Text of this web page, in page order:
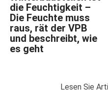
die Feuchtigkeit –
Die Feuchte muss
raus, rät der VPB
und beschreibt, wie
es geht
Lesen Sie